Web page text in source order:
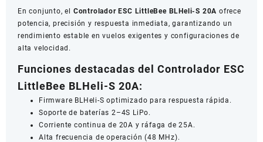
En conjunto, el Controlador ESC LittleBee BLHeli-S 20A ofrece
potencia, precisión y respuesta inmediata, garantizando un
rendimiento estable en vuelos exigentes y configuraciones de
alta velocidad.
Funciones destacadas del Controlador ESC
LittleBee BLHeli-S 20A:
Firmware BLHeli-S optimizado para respuesta rápida.
Soporte de baterías 2–4S LiPo.
Corriente continua de 20A y ráfaga de 25A.
Alta frecuencia de operación (48 MHz).